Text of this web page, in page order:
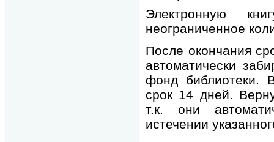
Электронную
неограниченное
После окончания
автоматически
фонд библиотеки.
срок 14 дней.
т.к. они
истечении